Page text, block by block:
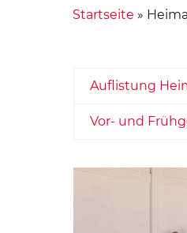
Startseite »
Auflistung
Vor- und